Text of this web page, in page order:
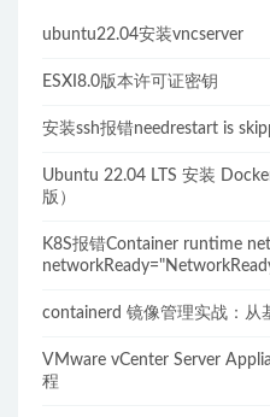
ubuntu22.04安装vncserver
ESXI8.0版本许可证密钥
安装ssh报错needrestart is
Ubuntu 22.04 LTS 安装
版）
K8S报错Container runtime
containerd 镜像管理实战：从
VMware vCenter Server
程